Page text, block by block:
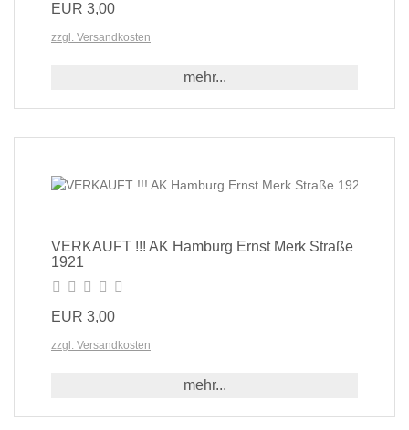
EUR 3,00
zzgl. Versandkosten
mehr...
VERKAUFT !!! AK Hamburg Ernst Merk Straße
1921
EUR 3,00
zzgl. Versandkosten
mehr...